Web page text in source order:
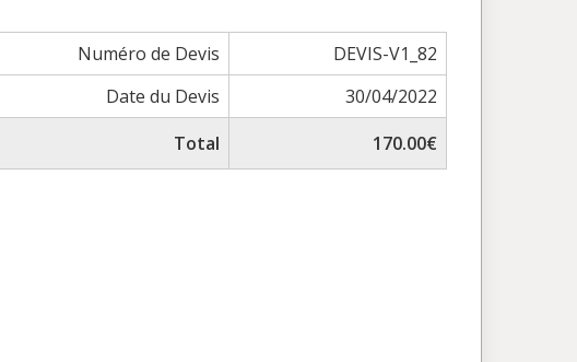
Numéro de Devis
DEVIS-V1_82
Date du Devis
30/04/2022
Total
170.00€